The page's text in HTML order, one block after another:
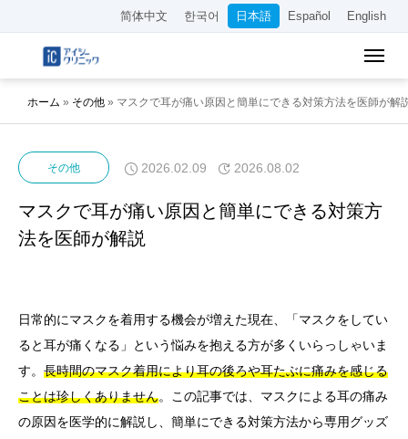
简体中文 한국어 日本語 Español English
ホーム » その他 » マスクで耳が痛い原因と簡単にできる対策方法を医師が解
その他 2026.02.09 2026.08.02
マスクで耳が痛い原因と簡単にできる対策方
法を医師が解説
日常的にマスクを着用する機会が増えた現在、「マスクをしてい
ると耳が痛くなる」という悩みを抱える方が多くいらっしゃいま
す。 長時間のマスク着用により耳の後ろや耳たぶに痛みを感じる
ことは珍しくありません。この記事では、マスクによる耳の痛み
の原因を医学的に解説し、簡単にできる対策方法から専用グッズ